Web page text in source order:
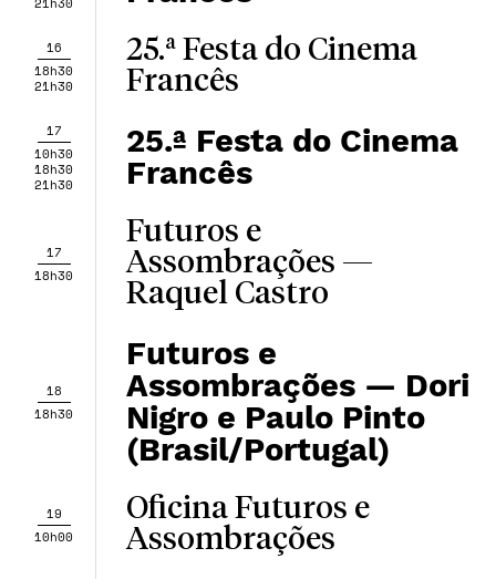
16
18h30
21h30
25.ª Festa do Cinema
Francês
17
10h30
18h30
21h30
25.ª Festa do Cinema
Francês
17
18h30
Futuros e
Assombrações —
Raquel Castro
18
18h30
Futuros e
Assombrações — Dori
Nigro e Paulo Pinto
(Brasil/Portugal)
19
10h00
Oficina Futuros e
Assombrações